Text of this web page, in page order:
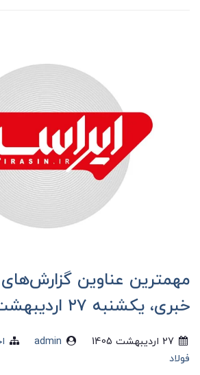
مهمترین عناوین
خبری، یکشنبه ۲۷ اردیبهشت ماه ۱۴۰۵
27 ارديبهشت 1405 admin
فولاد